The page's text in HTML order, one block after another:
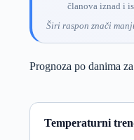
članova iznad i
Širi raspon znači
Prognoza po danima
Temperaturni